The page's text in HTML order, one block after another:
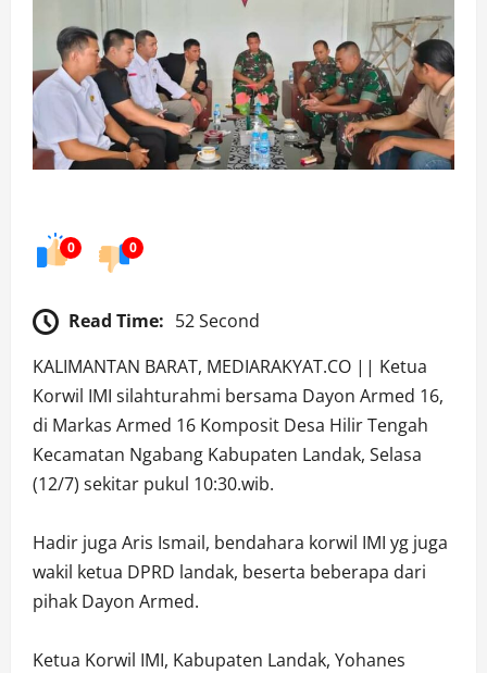
0 0
Read Time: 52 Second
KALIMANTAN BARAT, MEDIARAKYAT.CO || Ketua
Korwil IMI silahturahmi bersama Dayon Armed 16,
di Markas Armed 16 Komposit Desa Hilir Tengah
Kecamatan Ngabang Kabupaten Landak, Selasa
(12/7) sekitar pukul 10:30.wib.
Hadir juga Aris Ismail, bendahara korwil IMI yg juga
wakil ketua DPRD landak, beserta beberapa dari
pihak Dayon Armed.
Ketua Korwil IMI, Kabupaten Landak, Yohanes